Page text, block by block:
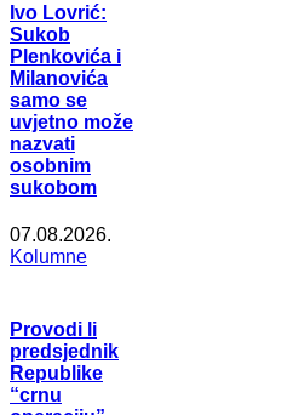
Ivo Lovrić:
Sukob
Plenkovića i
Milanovića
samo se
uvjetno može
nazvati
osobnim
sukobom
07.08.2026.
Kolumne
Provodi li
predsjednik
Republike
“crnu